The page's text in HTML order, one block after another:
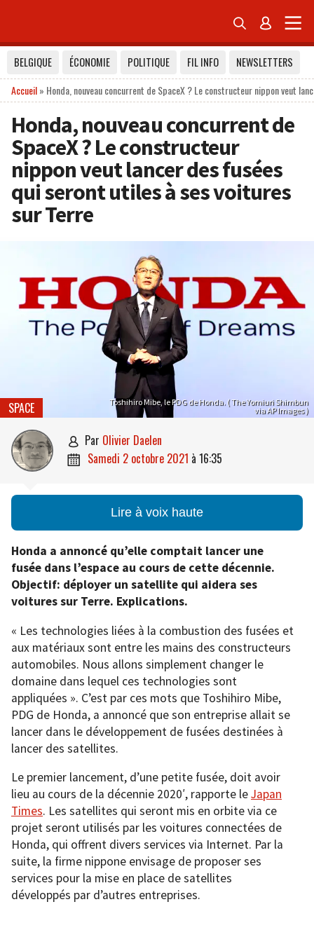
 
BELGIQUE ÉCONOMIE POLITIQUE FIL INFO
NEWSLETTERS
Accueil» Honda, nouveau concurrent de SpaceX ? Le constructeur nippon veut
Honda, nouveau concurrent de
SpaceX ? Le constructeur
nippon veut lancer des fusées
qui seront utiles à ses voitures
sur Terre
Toshihiro Mibe, le PDG de Honda. ( The Yomiuri Shimbun
via AP Images )
SPACE
 par Olivier Daelen
 samedi 2 octobre 2021 à 16:35
Lire à voix haute
Honda a annoncé qu’elle comptait lancer une
fusée dans l’espace au cours de cette décennie.
Objectif: déployer un satellite qui aidera ses
voitures sur Terre. Explications.
« Les technologies liées à la combustion des fusées et
aux matériaux sont entre les mains des constructeurs
automobiles. Nous allons simplement changer le
domaine dans lequel ces technologies sont
appliquées ». C’est par ces mots que Toshihiro Mibe,
PDG de Honda, a annoncé que son entreprise allait se
lancer dans le développement de fusées destinées à
lancer des satellites.
Le premier lancement, d’une petite fusée, doit avoir
lieu au cours de la décennie 2020′, rapporte leJapan
Times. Les satellites qui seront mis en orbite via ce
projet seront utilisés par les voitures connectées de
Honda, qui offrent divers services via Internet. Par la
suite, la firme nippone envisage de proposer ses
services pour la mise en place de satellites
développés par d’autres entreprises.